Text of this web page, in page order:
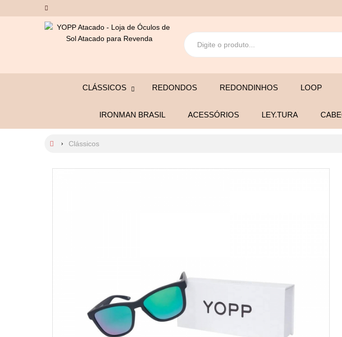
CLÁSSICOS REDONDOS REDONDINHOS LOOP
IRONMAN BRASIL ACESSÓRIOS LEY.TURA
Clássicos